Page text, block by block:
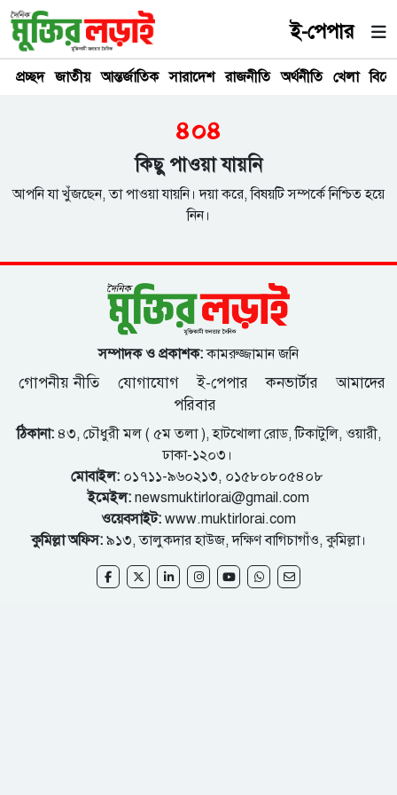
ই-পেপার
প্রচ্ছদ জাতীয় আন্তর্জাতিক সারাদেশ রাজনীতি অর্থনীতি খেলা
৪০৪
কিছু পাওয়া যায়নি
আপনি যা খুঁজছেন, তা পাওয়া যায়নি। দয়া করে, বিষয়টি সম্পর্কে নিশ্চিত হয়ে
নিন।
সম্পাদক ও প্রকাশক:কামরুজ্জামান জনি
গোপনীয় নীতি যোগাযোগ ই-পেপার কনভার্টার
আমাদের
পরিবার
ঠিকানা:৪৩, চৌধুরী মল ( ৫ম তলা ), হাটখোলা রোড, টিকাটুলি, ওয়ারী,
ঢাকা-১২০৩।
মোবাইল:০১৭১১-৯৬০২১৩, ০১৫৮০৮০৫৪০৮
ইমেইল: newsmuktirlorai@gmail.com
ওয়েবসাইট: www.muktirlorai.com
কুমিল্লা অফিস: ৯১৩, তালুকদার হাউজ, দক্ষিণ বাগিচাগাঁও, কুমিল্লা।